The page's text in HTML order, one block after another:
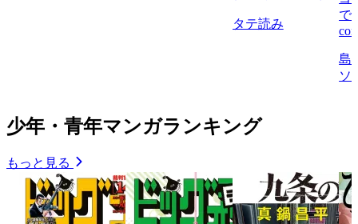
タテ読み
で
島
ソ
少年・青年マンガランキング
もっと見る